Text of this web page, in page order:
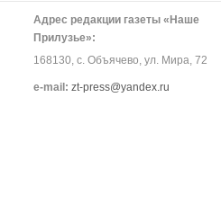
Адрес редакции газеты «Наше
Прилузье»:
168130, с. Объячево, ул. Мира, 72
е-mail: zt-press@yandex.ru